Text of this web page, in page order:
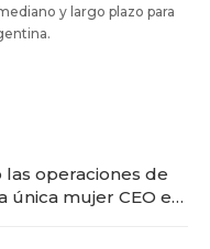
y largo plazo para
operaciones de
única mujer CEO en